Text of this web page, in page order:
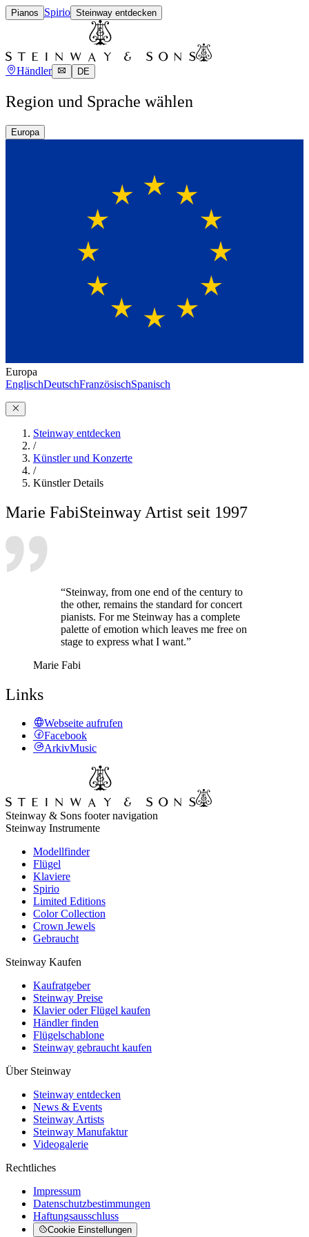
Pianos Spirio Steinway entdecken
Händler DE
Region und Sprache wählen
Europa
Europa
EnglischDeutschFranzösischSpanisch
Steinway entdecken
/
Künstler und Konzerte
/
Künstler Details
Marie FabiSteinway Artist seit 1997
“Steinway, from one end of the century to
the other, remains the standard for concert
pianists. For me Steinway has a complete
palette of emotion which leaves me free on
stage to express what I want.”
Marie Fabi
Links
Webseite aufrufen
Facebook
ArkivMusic
Steinway & Sons footer navigation
Steinway Instrumente
Modellfinder
Flügel
Klaviere
Spirio
Limited Editions
Color Collection
Crown Jewels
Gebraucht
Steinway Kaufen
Kaufratgeber
Steinway Preise
Klavier oder Flügel kaufen
Händler finden
Flügelschablone
Steinway gebraucht kaufen
Über Steinway
Steinway entdecken
News & Events
Steinway Artists
Steinway Manufaktur
Videogalerie
Rechtliches
Impressum
Datenschutzbestimmungen
Haftungsausschluss
Cookie Einstellungen